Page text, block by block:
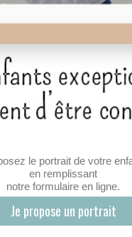
le portrait de votre
en remplissant
notre formulaire en ligne.
Je propose un portrait